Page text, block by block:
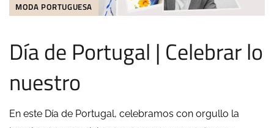
MODA PORTUGUESA
Día de Portugal | Celebrar lo
nuestro
En este Día de Portugal, celebramos con orgullo la